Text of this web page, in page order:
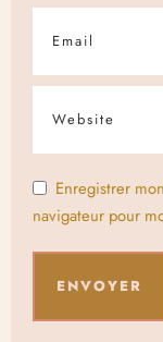
Enregistrer
navigateur pour